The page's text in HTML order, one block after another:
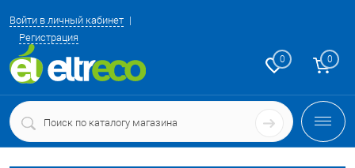
Войти в личный кабинет
Регистрация
0 0